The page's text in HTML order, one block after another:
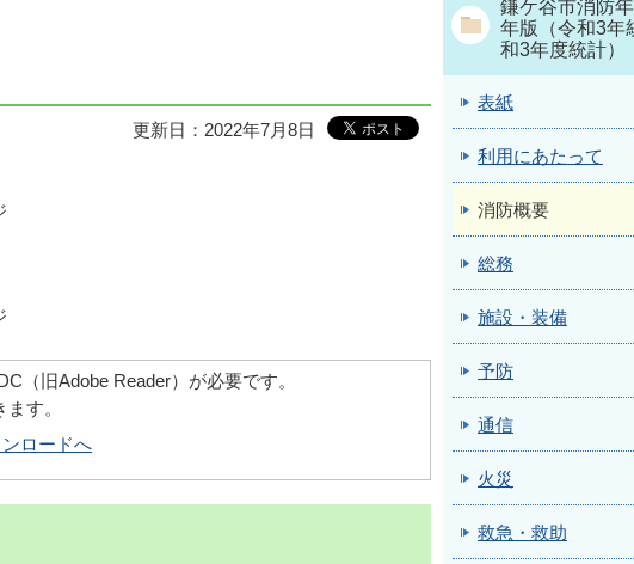
更新日：2022年7月8日
（旧Adobe Reader）が必要です。
す。
ロードへ
鎌ケ谷市消防
年版（令和3年
和3年度統計）
表紙
利用にあたって
消防概要
総務
施設・装備
予防
通信
火災
救急・救助